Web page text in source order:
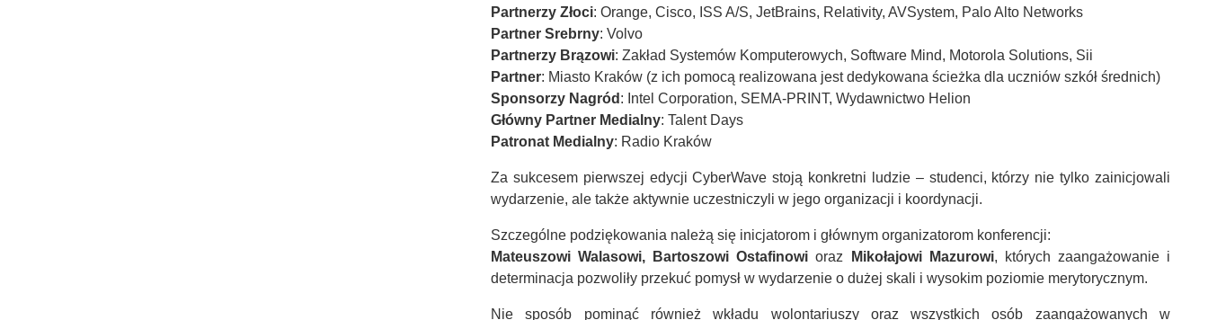
Partnerzy Złoci: Orange, Cisco, ISS A/S, JetBrains, Relativity, AVSystem, Palo Alto Networks
Partner Srebrny: Volvo
Partnerzy Brązowi: Zakład Systemów Komputerowych, Software Mind, Motorola Solutions, Sii
Partner: Miasto Kraków (z ich pomocą realizowana jest dedykowana ścieżka dla uczniów szkół średnich)
Sponsorzy Nagród : Intel Corporation, SEMA-PRINT, Wydawnictwo Helion
Główny Partner Medialny: Talent Days
Patronat Medialny: Radio Kraków
Za sukcesem pierwszej edycji CyberWave stoją konkretni ludzie – studenci, którzy nie tylko zainicjowali
wydarzenie, ale także aktywnie uczestniczyli w jego organizacji i koordynacji.
Szczególne podziękowania należą się inicjatorom i głównym organizatorom konferencji:
Mateuszowi Walasowi, Bartoszowi Ostafinowioraz Mikołajowi Mazurowi, których zaangażowanie i
determinacja pozwoliły przekuć pomysł w wydarzenie o dużej skali i wysokim poziomie merytorycznym.
Nie sposób pominąć również wkładu wolontariuszy oraz wszystkich osób zaangażowanych w